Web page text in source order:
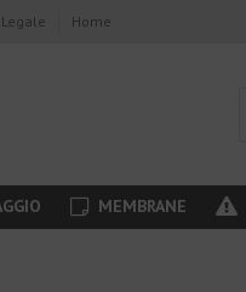
Home
MEMBRANE